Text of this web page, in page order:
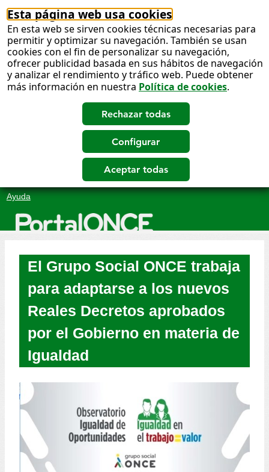
Esta página web usa cookies
En esta web se sirven cookies técnicas necesarias para
permitir y optimizar su navegación. También se usan
cookies con el fin de personalizar su navegación,
ofrecer publicidad basada en sus hábitos de navegación
y analizar el rendimiento y tráfico web. Puede obtener
más información en nuestra Política de cookies.
Ayuda
El Grupo Social ONCE trabaja
para adaptarse a los nuevos
Reales Decretos aprobados
por el Gobierno en materia de
Igualdad